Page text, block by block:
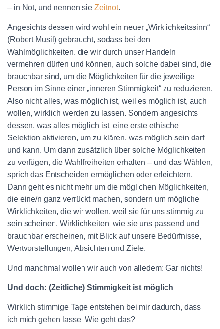
– in Not, und nennen sie Zeitnot.
Angesichts dessen wird wohl ein neuer „Wirklichkeitssinn“
(Robert Musil) gebraucht, sodass bei den
Wahlmöglichkeiten, die wir durch unser Handeln
vermehren dürfen und können, auch solche dabei sind, die
brauchbar sind, um die Möglichkeiten für die jeweilige
Person im Sinne einer „inneren Stimmigkeit“ zu reduzieren.
Also nicht alles, was möglich ist, weil es möglich ist, auch
wollen, wirklich werden zu lassen. Sondern angesichts
dessen, was alles möglich ist, eine erste ethische
Selektion aktivieren, um zu klären, was möglich sein darf
und kann. Um dann zusätzlich über solche Möglichkeiten
zu verfügen, die Wahlfreiheiten erhalten – und das Wählen,
sprich das Entscheiden ermöglichen oder erleichtern.
Dann geht es nicht mehr um die möglichen Möglichkeiten,
die eine/n ganz verrückt machen, sondern um mögliche
Wirklichkeiten, die wir wollen, weil sie für uns stimmig zu
sein scheinen. Wirklichkeiten, wie sie uns passend und
brauchbar erscheinen, mit Blick auf unsere Bedürfnisse,
Wertvorstellungen, Absichten und Ziele.
Und manchmal wollen wir auch von alledem: Gar nichts!
Und doch: (Zeitliche) Stimmigkeit ist möglich
Wirklich stimmige Tage entstehen bei mir dadurch, dass
ich mich gehen lasse. Wie geht das?